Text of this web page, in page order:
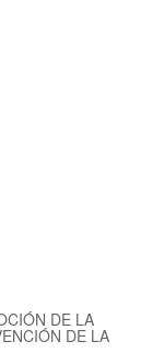
DE LA
DE LA